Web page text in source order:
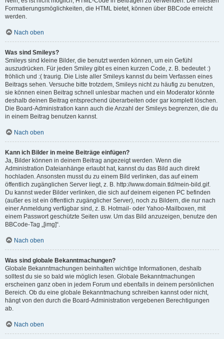
Formatierungsmöglichkeiten, die HTML bietet, können über BBCode erreicht
werden.
Nach oben
Was sind Smileys?
Smileys sind kleine Bilder, die benutzt werden können, um ein Gefühl
auszudrücken. Für jeden Smiley gibt es einen kurzen Code, z. B. bedeutet :)
fröhlich und :( traurig. Die Liste aller Smileys kannst du beim Verfassen eines
Beitrags sehen. Versuche bitte trotzdem, Smileys nicht zu häufig zu benutzen,
sie können einen Beitrag schnell unlesbar machen und ein Moderator könnte
deshalb deinen Beitrag entsprechend überarbeiten oder gar komplett löschen.
Die Board-Administration kann auch die Anzahl der Smileys begrenzen, die du
in einem Beitrag benutzen kannst.
Nach oben
Kann ich Bilder in meine Beiträge einfügen?
Ja, Bilder können in deinem Beitrag angezeigt werden. Wenn die
Administration Dateianhänge erlaubt hat, kannst du das Bild auch direkt
hochladen. Ansonsten musst du zu einem Bild verlinken, das auf einem
öffentlich zugänglichen Server liegt, z. B. http://www.domain.tld/mein-bild.gif.
Du kannst weder Bilder verlinken, die sich auf deinem eigenen PC befinden
(außer es ist ein öffentlich zugänglicher Server), noch zu Bildern, die nur nach
einer Anmeldung verfügbar sind, z. B. Hotmail- oder Yahoo-Mailboxen, mit
einem Passwort geschützte Seiten usw. Um das Bild anzuzeigen, benutze den
BBCode-Tag „[img]“.
Nach oben
Was sind globale Bekanntmachungen?
Globale Bekanntmachungen beinhalten wichtige Informationen, deshalb
solltest du sie so bald wie möglich lesen. Globale Bekanntmachungen
erscheinen ganz oben in jedem Forum und ebenfalls in deinem persönlichen
Bereich. Ob du eine globale Bekanntmachung schreiben kannst oder nicht,
hängt von den durch die Board-Administration vergebenen Berechtigungen
ab.
Nach oben